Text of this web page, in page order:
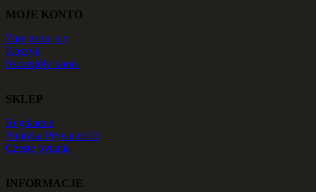
MOJE KONTO
Zarejestruj się
Koszyk
Szczegóły konta
SKLEP
Regulamin
Polityka Prywatności
Częste pytania
INFORMACJE